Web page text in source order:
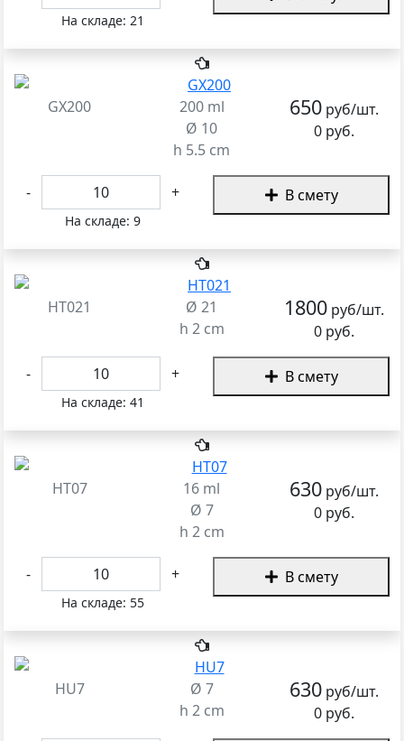
На складе: 21
GX200
200 ml
Ø 10
h 5.5 cm
650 руб/шт.
0 руб.
- +
На складе: 9
В смету
HT021
Ø 21
h 2 cm
1800 руб/шт.
0 руб.
- +
На складе: 41
В смету
HT07
16 ml
Ø 7
h 2 cm
630 руб/шт.
0 руб.
- +
На складе: 55
В смету
HU7
Ø 7
h 2 cm
630 руб/шт.
0 руб.